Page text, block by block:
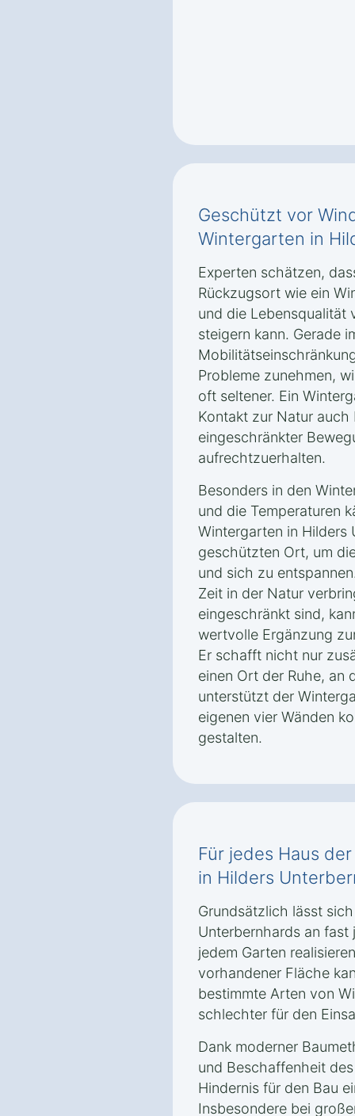
Geschützt vor
Wintergarten in
Experten schätzen,
Rückzugsort wie ein
und die Lebensqualität
steigern kann. Gerade
Probleme zunehmen,
oft seltener. Ein
Kontakt zur Natur
eingeschränkter
aufrechtzuerhalten.
Besonders in den
und die Temperaturen
Wintergarten in Hilders
geschützten Ort, um
und sich zu
Zeit in der Natur
eingeschränkt sind,
wertvolle Ergänzung
Er schafft nicht nur
einen Ort der Ruhe, an
unterstützt der
eigenen vier Wänden
gestalten.
Für jedes Haus
in Hilders
Grundsätzlich lässt
Unterbernhards an fast
jedem Garten
vorhandener Fläche
bestimmte Arten von
schlechter für den
Dank moderner
und Beschaffenheit
Hindernis für den Bau
Insbesondere bei